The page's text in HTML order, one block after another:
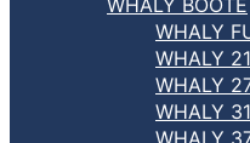
WHALY
WHALY
WHALY
WHALY
WHALY